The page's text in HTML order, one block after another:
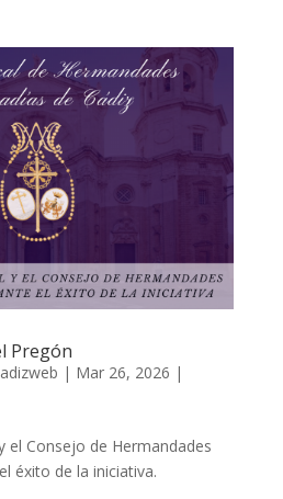
Pregón
| Mar 26, 2026 |
el Consejo de Hermandades
éxito de la iniciativa.